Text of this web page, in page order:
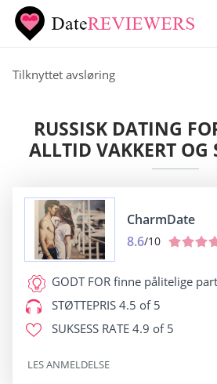
Tilknyttet avsløring
RUSSISK DATING
ALLTID VAKKERT OG
CharmDate
8.6/10
GODT FOR finne pålitelige
STØTTEPRIS 4.5 of 5
SUKSESS RATE 4.9 of 5
LES ANMELDELSE